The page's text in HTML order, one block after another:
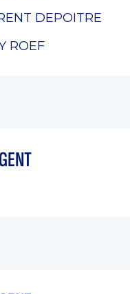
DEPOITRE
ROEF